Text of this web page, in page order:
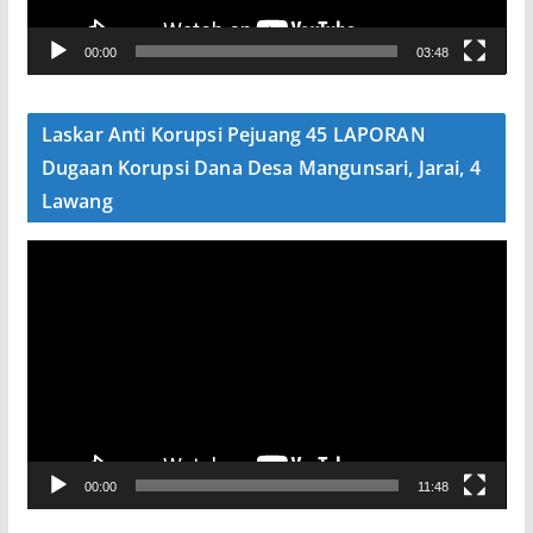
V
e
00:00 03:48
Laskar Anti Korupsi Pejuang 45 LAPORAN
Dugaan Korupsi Dana Desa Mangunsari, Jarai, 4
Lawang
V
00:00 11:48